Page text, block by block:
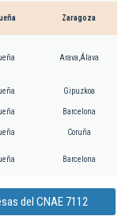
Zaragoza
Arava,Álava
Gipuzkoa
Barcelona
Coruña
Barcelona
del CNAE 7112